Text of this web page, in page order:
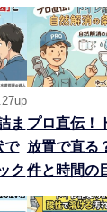
ま
で
ク
プロ直伝！
放置で直る
件と時間の